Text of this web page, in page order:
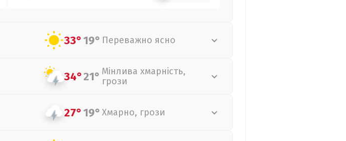
33°19° Переважно ясно
34°21° Мінлива хмарність,
грози
27°19° Хмарно, грози